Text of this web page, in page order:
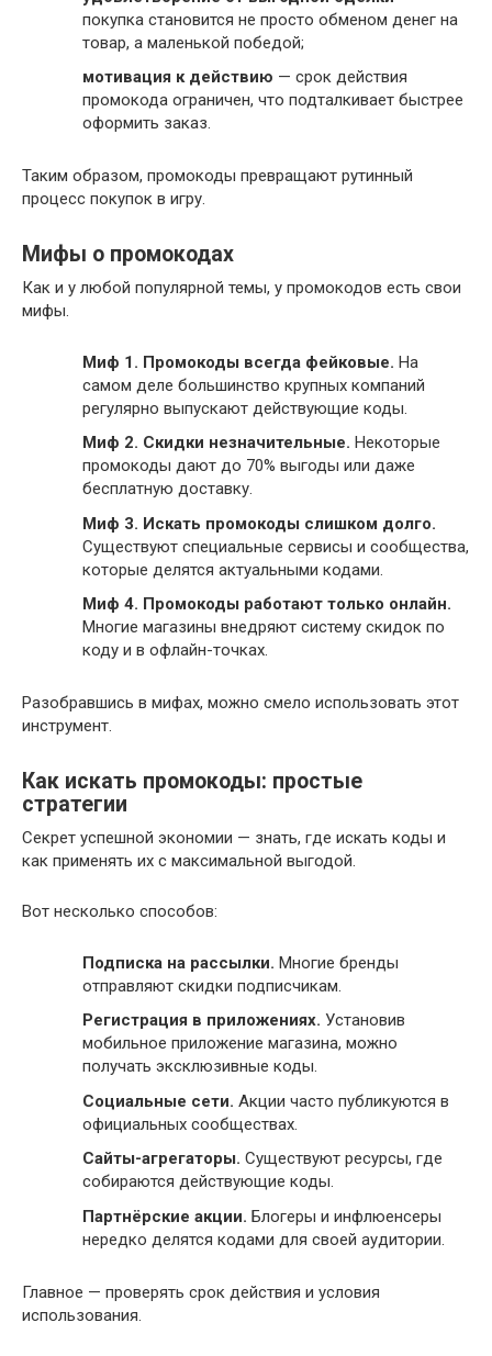
покупка становится не просто обменом денег на
товар, а маленькой победой;
мотивация к действию — срок действия
промокода ограничен, что подталкивает быстрее
оформить заказ.
Таким образом, промокоды превращают рутинный
процесс покупок в игру.
Мифы о промокодах
Как и у любой популярной темы, у промокодов есть свои
мифы.
Миф 1. Промокоды всегда фейковые. На
самом деле большинство крупных компаний
регулярно выпускают действующие коды.
Миф 2. Скидки незначительные. Некоторые
промокоды дают до 70% выгоды или даже
бесплатную доставку.
Миф 3. Искать промокоды слишком долго.
Существуют специальные сервисы и сообщества,
которые делятся актуальными кодами.
Миф 4. Промокоды работают только онлайн.
Многие магазины внедряют систему скидок по
коду и в офлайн-точках.
Разобравшись в мифах, можно смело использовать этот
инструмент.
Как искать промокоды: простые
стратегии
Секрет успешной экономии — знать, где искать коды и
как применять их с максимальной выгодой.
Вот несколько способов:
Подписка на рассылки. Многие бренды
отправляют скидки подписчикам.
Регистрация в приложениях. Установив
мобильное приложение магазина, можно
получать эксклюзивные коды.
Социальные сети. Акции часто публикуются в
официальных сообществах.
Сайты-агрегаторы. Существуют ресурсы, где
собираются действующие коды.
Партнёрские акции. Блогеры и инфлюенсеры
нередко делятся кодами для своей аудитории.
Главное — проверять срок действия и условия
использования.